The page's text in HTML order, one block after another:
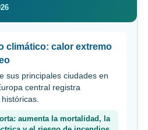
climático: calor extremo
sus principales ciudades en
central registra
aumenta la mortalidad, la